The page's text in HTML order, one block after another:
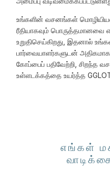
உங்களின் வசனங்கள் மொழியியல்
ரீதியாகவும்
உறுதிசெய்கிறது, இதனால்
பார்வையாளர்களுடன் அதிகமாக
கோப்பைப் பதிவேற்றி, சிறந்த
உள்ளடக்கத்தை உயர்த்த
எங்கள்